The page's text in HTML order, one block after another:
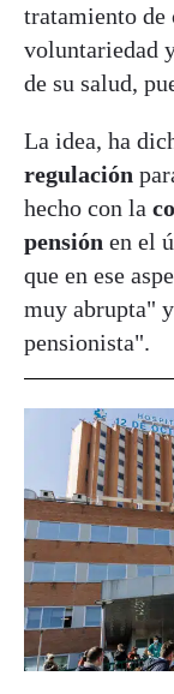
tratamiento de
voluntariedad
de su salud,
La idea, ha
regulación
hecho con la
pensión en el
que en ese
muy abrupta"
pensionista".